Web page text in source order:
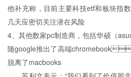
他补充称，目前主要科技etf和板块指
几天应密切关注潜在风险
4、其他数家pc制造商，包括华硕（
随google推出了高端
脱离了macbooks